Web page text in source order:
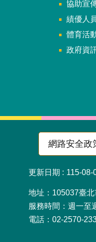
協助宣
績優人
體育活
政府資
網路安全政
更新日期 115-08-
地址：
服務時間：週一至
電話：02-2570-